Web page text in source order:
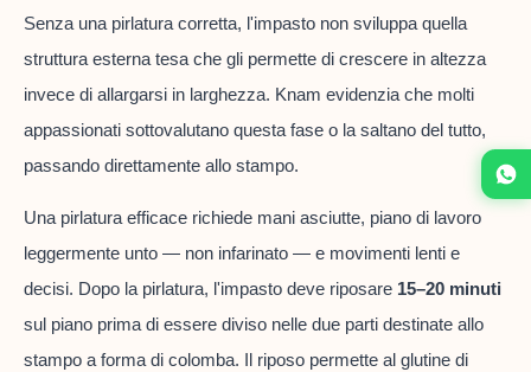
Senza una pirlatura corretta, l'impasto non sviluppa quella
struttura esterna tesa che gli permette di crescere in altezza
invece di allargarsi in larghezza. Knam evidenzia che molti
appassionati sottovalutano questa fase o la saltano del tutto,
passando direttamente allo stampo.
Una pirlatura efficace richiede mani asciutte, piano di lavoro
leggermente unto — non infarinato — e movimenti lenti e
decisi. Dopo la pirlatura, l'impasto deve riposare 15–20 minuti
sul piano prima di essere diviso nelle due parti destinate allo
stampo a forma di colomba. Il riposo permette al glutine di